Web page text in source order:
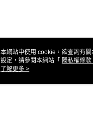
本網站中使用 cookie，欲查詢有
設定，請參閱本網站「 隱私權條款
使用 cookie。
了解更多 >